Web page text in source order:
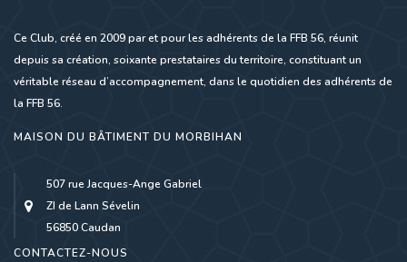
Ce Club, créé en 2009 par et pour les adhérents de la FFB 56, réunit
depuis sa création, soixante prestataires du territoire, constituant un
véritable réseau d’accompagnement, dans le quotidien des adhérents de
la FFB 56.
MAISON DU BÂTIMENT DU MORBIHAN
507 rue Jacques-Ange Gabriel
ZI de Lann Sévelin
56850 Caudan
CONTACTEZ-NOUS